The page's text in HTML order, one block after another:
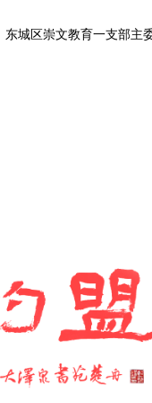
城区崇文教育一支部主